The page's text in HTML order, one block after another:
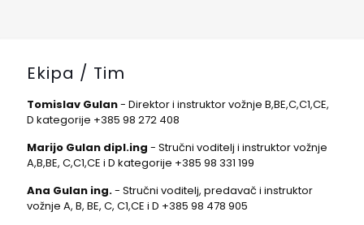
Ekipa / Tim
Tomislav Gulan- Direktor i instruktor vožnje B,BE,C,C1,CE,
D kategorije +385 98 272 408
Marijo Gulan dipl.ing - Stručni voditelj i instruktor vožnje
A,B,BE, C,C1,CE i D kategorije +385 98 331 199
Ana Gulan ing.- Stručni voditelj, predavač i instruktor
vožnje A, B, BE, C, C1,CE i D +385 98 478 905